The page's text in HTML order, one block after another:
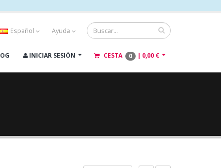
Español Ayuda
INICIAR SESIÓN CESTA 0 | 0,00 €